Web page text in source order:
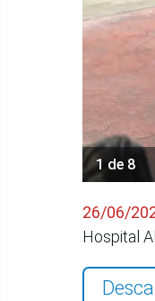
1 de 8
26/06/
Hospital